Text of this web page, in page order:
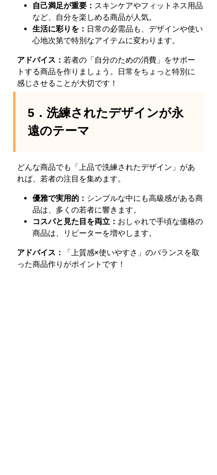
自己満足が重要： スキンケアやフィットネス用品
など、自分を楽しめる商品が人気。
生活に彩りを： 日常の必需品も、デザインや使い
心地次第で特別なアイテムに変わります。
アドバイス： 若者の「自分のための消費」をサポー
トする商品を作りましょう。日常をちょっと特別に
感じさせることが大切です！
5．洗練されたデザインが永
遠のテーマ
どんな商品でも「上品で洗練されたデザイン」があ
れば、若者の注目を集めます。
優雅で実用的： シンプルな中にも高級感がある商
品は、多くの若者に響きます。
コスパと見た目を両立： おしゃれで手頃な価格の
商品は、リピーターを増やします。
アドバイス：
「上質感×使いやすさ」のバランスを取
った商品作りがポイントです！